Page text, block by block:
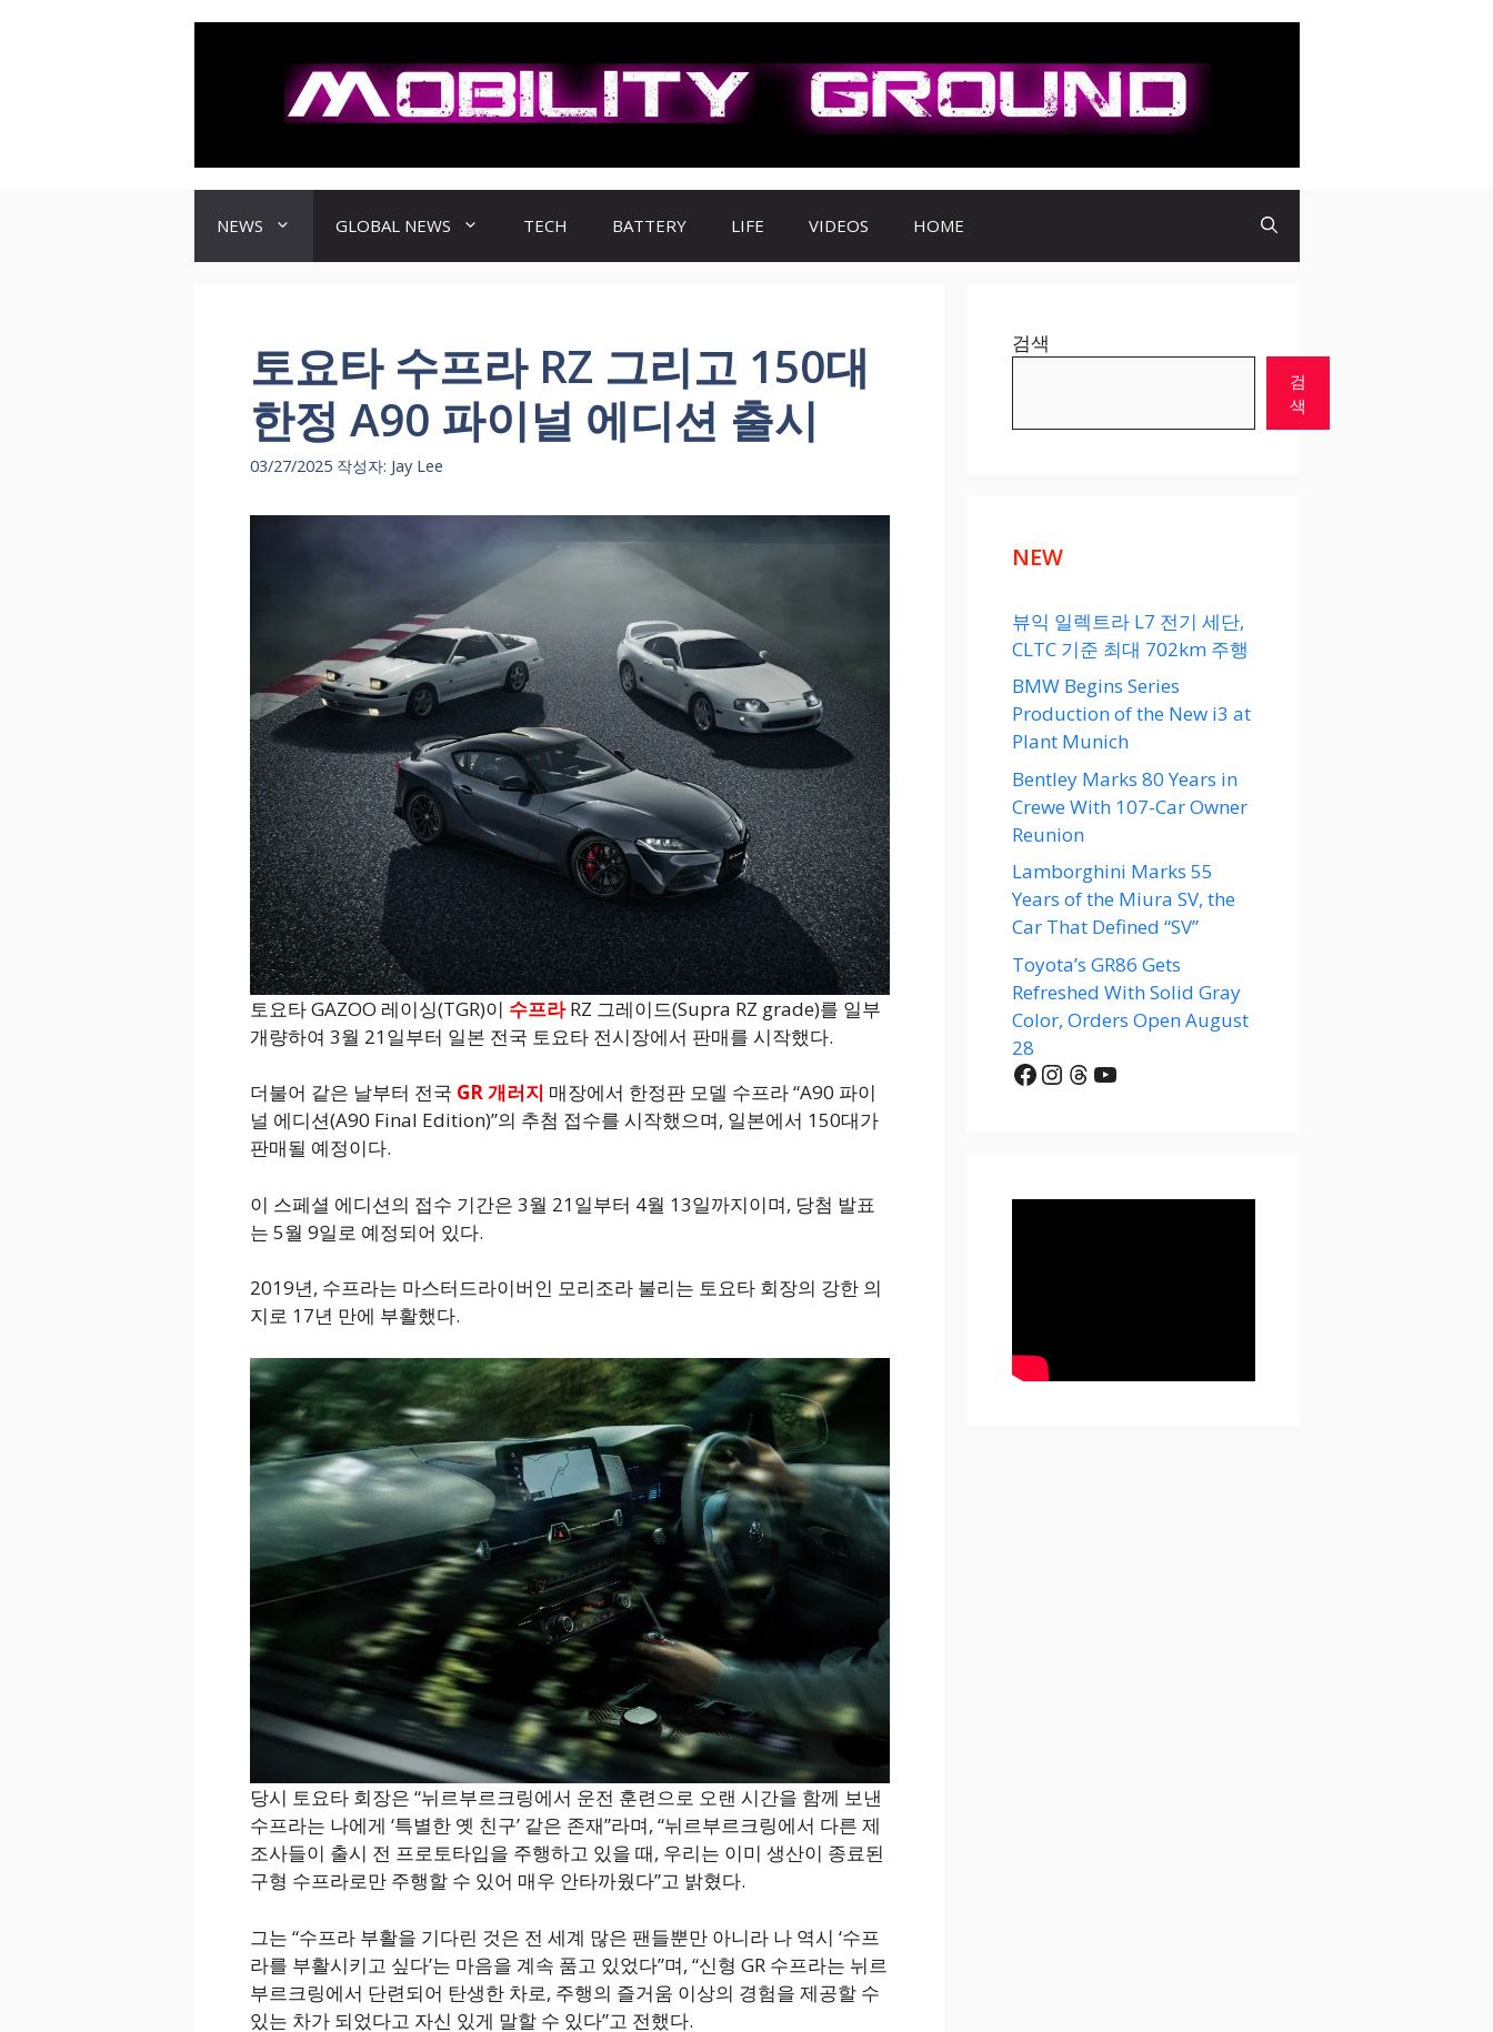
NEWS GLOBAL NEWS TECH BATTERY LIFE VIDEOS HOME
토요타 수프라 RZ 그리고 150대
한정 A90 파이널 에디션 출시
03/27/2025 작성자: Jay Lee
토요타 GAZOO 레이싱(TGR)이 수프라RZ 그레이드(Supra RZ grade)를 일부
개량하여 3월 21일부터 일본 전국 토요타 전시장에서 판매를 시작했다.
더불어 같은 날부터 전국 GR 개러지 매장에서 한정판 모델 수프라 “A90 파이
널 에디션(A90 Final Edition)”의 추첨 접수를 시작했으며, 일본에서 150대가
판매될 예정이다.
이 스페셜 에디션의 접수 기간은 3월 21일부터 4월 13일까지이며, 당첨 발표
는 5월 9일로 예정되어 있다.
2019년, 수프라는 마스터드라이버인 모리조라 불리는 토요타 회장의 강한 의
지로 17년 만에 부활했다.
당시 토요타 회장은 “뉘르부르크링에서 운전 훈련으로 오랜 시간을 함께 보낸
수프라는 나에게 ‘특별한 옛 친구’ 같은 존재”라며, “뉘르부르크링에서 다른 제
조사들이 출시 전 프로토타입을 주행하고 있을 때, 우리는 이미 생산이 종료된
구형 수프라로만 주행할 수 있어 매우 안타까웠다”고 밝혔다.
그는 “수프라 부활을 기다린 것은 전 세계 많은 팬들뿐만 아니라 나 역시 ‘수프
라를 부활시키고 싶다’는 마음을 계속 품고 있었다”며, “신형 GR 수프라는 뉘르
부르크링에서 단련되어 탄생한 차로, 주행의 즐거움 이상의 경험을 제공할 수
있는 차가 되었다고 자신 있게 말할 수 있다”고 전했다.
검색
검
색
NEW
뷰익 일렉트라 L7 전기 세단,
CLTC 기준 최대 702km 주행
BMW Begins Series
Production of the New i3 at
Plant Munich
Bentley Marks 80 Years in
Crewe With 107-Car Owner
Reunion
Lamborghini Marks 55
Years of the Miura SV, the
Car That Defined “SV”
Toyota’s GR86 Gets
Refreshed With Solid Gray
Color, Orders Open August
28
Facebook
Instagram
Threads
YouTube